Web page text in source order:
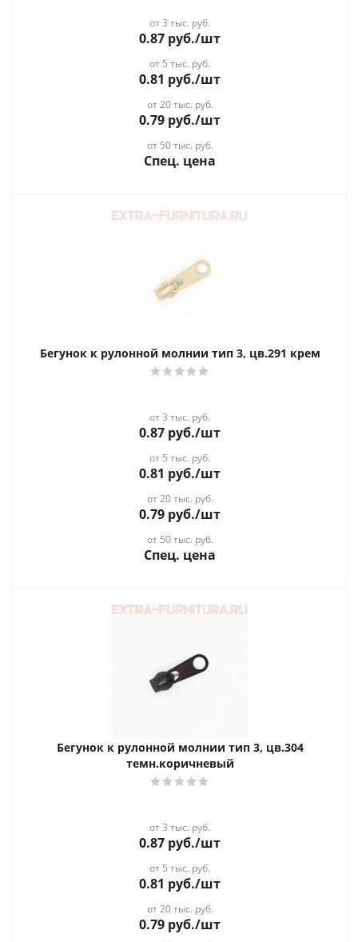
от 3 тыс. руб.
0.87 руб./шт
от 5 тыс. руб.
0.81 руб./шт
от 20 тыс. руб.
0.79 руб./шт
от 50 тыс. руб.
Спец. цена
Бегунок к рулонной молнии тип 3, цв.291 крем
от 3 тыс. руб.
0.87 руб./шт
от 5 тыс. руб.
0.81 руб./шт
от 20 тыс. руб.
0.79 руб./шт
от 50 тыс. руб.
Спец. цена
Бегунок к рулонной молнии тип 3, цв.304
темн.коричневый
от 3 тыс. руб.
0.87 руб./шт
от 5 тыс. руб.
0.81 руб./шт
от 20 тыс. руб.
0.79 руб./шт